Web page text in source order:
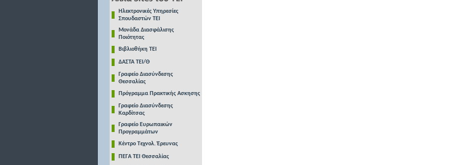
Ηλεκτρονικές Υπηρεσίες
Σπουδαστών ΤΕΙ
Μονάδα Διασφάλισης
Ποιότητας
Βιβλιοθήκη ΤΕΙ
ΔΑΣΤΑ ΤΕΙ/Θ
Γραφείο Διασύνδεσης
Θεσσαλίας
Πρόγραμμα Πρακτικής Ασκησης
Γραφείο Διασύνδεσης
Καρδίτσας
Γραφείο Ευρωπαικών
Προγραμμάτων
Κέντρο Τεχνολ. Έρευνας
ΠΕΓΑ ΤΕΙ Θεσσαλίας